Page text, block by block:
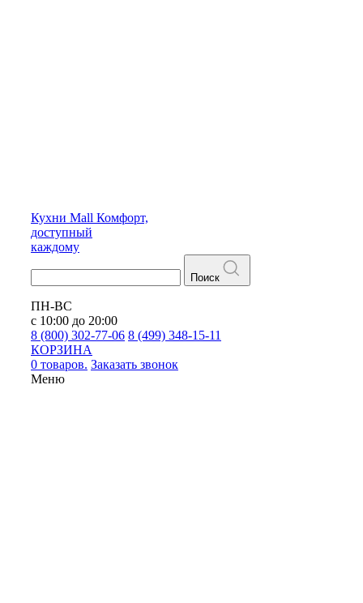
Кухни Mall Комфорт,
доступный
каждому
Поиск
ПН-ВС
с 10:00 до 20:00
8 (800) 302-77-06 8 (499) 348-15-11
КОРЗИНА
0 товаров. Заказать звонок
Меню